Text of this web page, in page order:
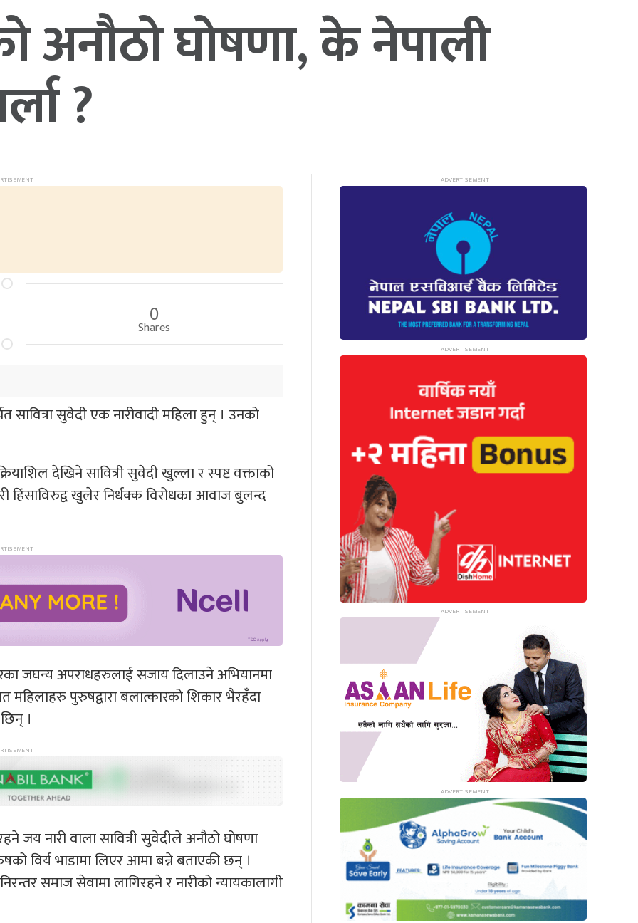
अनौठो घोषणा, के नेपाली
?
0
Shares
सावित्रा सुवेदी एक नारीवादी महिला हुन् । उनको
देखिने सावित्री सुवेदी खुल्ला र स्पष्ट वक्ताको
हिंसाविरुद्व खुलेर निर्धक्क विरोधका आवाज बुलन्द
जघन्य अपराधहरुलाई सजाय दिलाउने अभियानमा
पुरुषद्वारा बलात्कारको शिकार भैरहँदा
।
जय नारी वाला सावित्री सुवेदीले अनौठो घोषणा
विर्य भाडामा लिएर आमा बन्ने बताएकी छन् ।
समाज सेवामा लागिरहने र नारीको न्यायकालागी